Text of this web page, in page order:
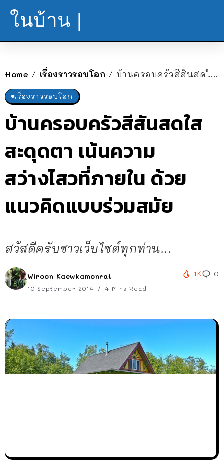
ในบ้าน |
Home / เรื่องราวรอบโลก / บ้านครอบครัวสีสันสดใสสะดุดตา เน้นความสว่างไสวที่ภายใน ด้วยแนวคิดแบบร่วมสมัย
เรื่องราวรอบโลก
บ้านครอบครัวสีสันสดใส
สะดุดตา เน้นความ
สว่างไสวที่ภายใน ด้วย
แนวคิดแบบร่วมสมัย
สวัสดีครับชาวเว็บไซต์ทุกท่าน...
Wiroon Kaewkamonrat
10 September 2014 4 Mins Read
1K 0